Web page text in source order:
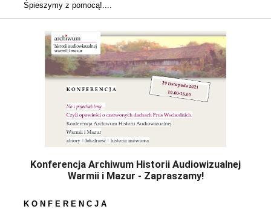
Śpieszymy z pomocą!....
Konferencja Archiwum Historii Audiowizualnej
Warmii i Mazur - Zapraszamy!
K O N F E R E N C J A